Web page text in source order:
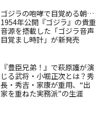
ゴジラの咆哮で目覚める朝…
1954年公開『ゴジラ』の貴重
音源を搭載した「ゴジラ音声
目覚まし時計」が新発売
『豊臣兄弟！』で萩原護が演
じる武将・小堀正次とは？秀
長・秀吉・家康が重用、“出
家を重ねた実務派”の生涯